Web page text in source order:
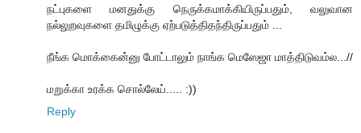
நட்புகளை மனதுக்கு நெருக்கமாக்கியிருப்பதும், வலுவான
நல்லுறவுகளை தமிழுக்கு ஏற்படுத்திதந்திருப்பதும் ...
நீங்க மொக்கைன்னு போட்டாலும் நாங்க மெஸேஜா மாத்திடுவம்ல...//
மறுக்கா உரக்க சொல்லேய்..... :))
Reply